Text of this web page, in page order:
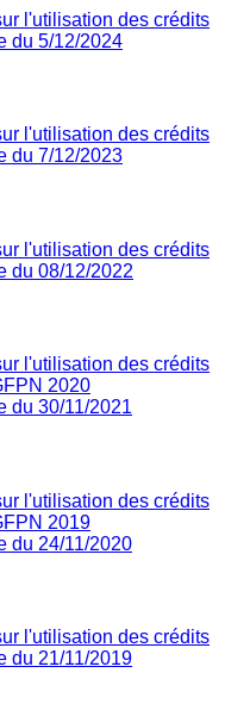
l'utilisation des crédits
du 5/12/2024
l'utilisation des crédits
du 7/12/2023
l'utilisation des crédits
du 08/12/2022
l'utilisation des crédits
2020
du 30/11/2021
l'utilisation des crédits
2019
du 24/11/2020
l'utilisation des crédits
du 21/11/2019